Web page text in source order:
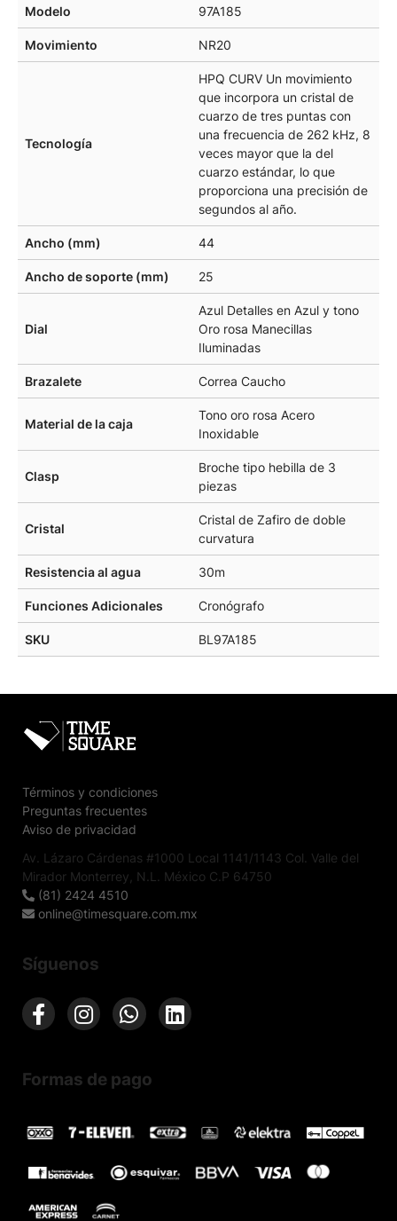
Modelo 97A185
Movimiento NR20
Tecnología
HPQ CURV Un movimiento
que incorpora un cristal de
cuarzo de tres puntas con
una frecuencia de 262 kHz, 8
veces mayor que la del
cuarzo estándar, lo que
proporciona una precisión de
segundos al año.
Ancho (mm) 44
Ancho de soporte (mm) 25
Dial
Azul Detalles en Azul y tono
Oro rosa Manecillas
Iluminadas
Brazalete Correa Caucho
Material de la caja
Tono oro rosa Acero
Inoxidable
Clasp
Broche tipo hebilla de 3
piezas
Cristal
Cristal de Zafiro de doble
curvatura
Resistencia al agua 30m
Funciones Adicionales Cronógrafo
SKU BL97A185
Términos y condiciones
Preguntas frecuentes
Aviso de privacidad
Av. Lázaro Cárdenas #1000 Local 1141/1143 Col. Valle del
Mirador Monterrey, N.L. México C.P 64750
(81) 2424 4510
online@timesquare.com.mx
Síguenos
Formas de pago